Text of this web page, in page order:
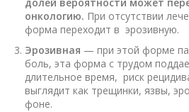
долей вероятности может
онкологию. При отсутствии
форма переходит в эрозивную.
Эрозивная — при этой форме
боль, эта форма с трудом
длительное время, риск
выглядит как трещинки, язвы,
фоне.